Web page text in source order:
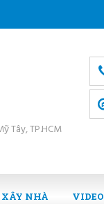
Tây, TP.HCM
NHÀ VIDEO